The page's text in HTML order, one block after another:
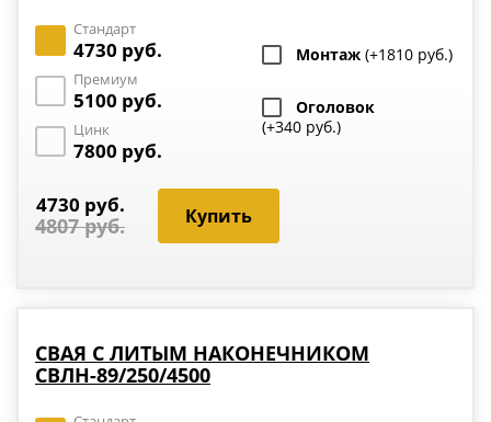
Стандарт
4730 руб.
Премиум
5100 руб.
Цинк
7800 руб.
Монтаж (+1810 руб.)
Оголовок
(+340 руб.)
4730 руб.
4807 руб.
СВАЯ С ЛИТЫМ НАКОНЕЧНИКОМ
СВЛН-89/250/4500